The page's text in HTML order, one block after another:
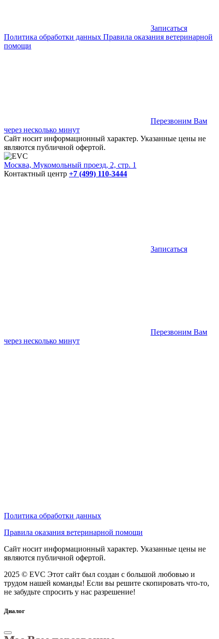
Записаться
Политика обработки данных Правила оказания ветеринарной
помощи
Перезвоним Вам
через несколько минут
Сайт носит информационный характер. Указанные цены не
являются публичной офертой.
Москва, Мукомольный проезд, 2, стр. 1
Контактный центр +7 (499) 110-3444
Записаться
Перезвоним Вам
через несколько минут
Политика обработки данных
Правила оказания ветеринарной помощи
Сайт носит информационный характер. Указанные цены не
являются публичной офертой.
2025 © EVC Этот сайт был создан с большой любовью и
трудом нашей команды! Если вы решите скопировать что-то,
не забудьте спросить у нас разрешение!
Диалог